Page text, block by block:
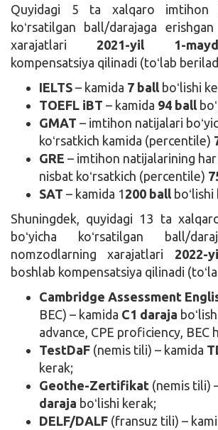
Quyidagi 5 ta xalqaro imtihon
koʻrsatilgan ball/darajaga
xarajatlari 2021-yil 1-
kompensatsiya qilinadi (toʻlab
IELTS – kamida 7 ball boʻlishi
TOEFL iBT – kamida 94 ball
GMAT – imtihon natijalari
koʻrsatkich kamida (percentile)
GRE – imtihon natijalarining har
nisbat koʻrsatkich (percentile)
SAT – kamida 1 200 ball boʻlishi
Shuningdek, quyidagi 13 ta
boʻyicha koʻrsatilgan ball/
nomzodlarning xarajatlari 2022-
boshlab kompensatsiya qilinadi
Cambridge Assessment
BEC) – kamida C1 daraja
advance, CPE proficiency, BEC
TestDaF (nemis tili) – kamida
kerak;
Geothe-Zertifikat (nemis tili)
daraja boʻlishi kerak;
DELF/DALF (fransuz tili) –